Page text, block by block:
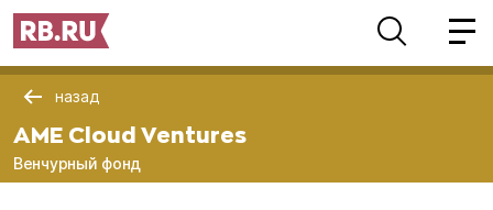
назад
AME Cloud Ventures
Венчурный фонд